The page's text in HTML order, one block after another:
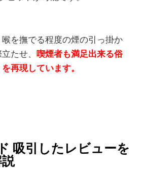
を撫でる程度の煙の引っ掛か
たせ、 喫煙者も満足出来る俗
再現しています。
吸引したレビューを